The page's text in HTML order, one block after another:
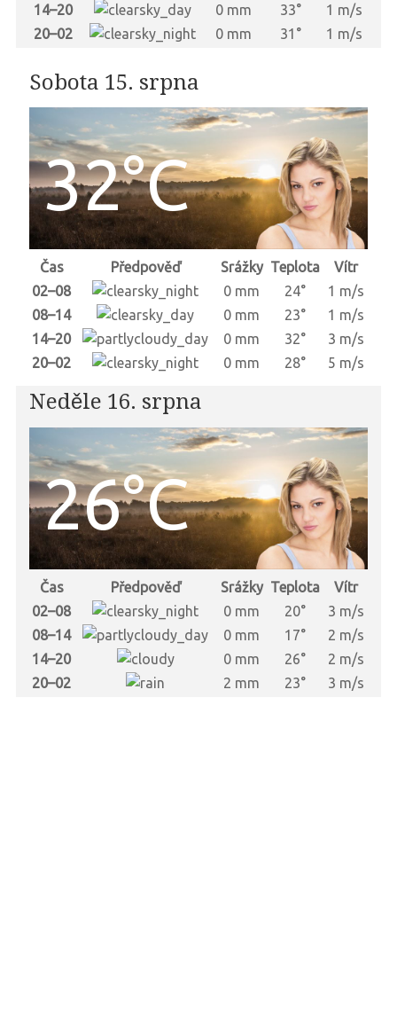
14–20
0 mm 33°
1 m/s
20–02
0 mm 31° 1 m/s
Sobota 15. srpna
32°C
Čas Předpověď Srážky Teplota
Vítr
02–08
0 mm 24°
1 m/s
08–14
0 mm 23°
1 m/s
14–20
0 mm 32°
3 m/s
20–02
0 mm 28° 5 m/s
Neděle 16. srpna
26°C
Čas Předpověď Srážky Teplota
Vítr
02–08
0 mm 20°
3 m/s
08–14
0 mm 17°
2 m/s
14–20
0 mm 26°
2 m/s
20–02
2 mm 23° 3 m/s